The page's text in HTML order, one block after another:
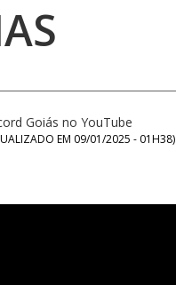
Goiás no YouTube
EM 09/01/2025 - 01H38)